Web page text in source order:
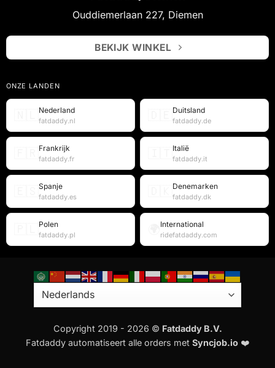
Ouddiemerlaan 227, Diemen
BEKIJK WINKEL
ONZE LANDEN
Nederland
fatdaddy.nl
Duitsland
fatdaddy.de
Frankrijk
fatdaddy.fr
Italië
fatdaddy.it
Spanje
fatdaddy.es
Denemarken
fatdaddy.dk
Polen
fatdaddy.pl
International
ridefatdaddy.com
Copyright 2019 - 2026 © Fatdaddy B.V.
Fatdaddy automatiseert alle orders met Syncjob.io ❤️